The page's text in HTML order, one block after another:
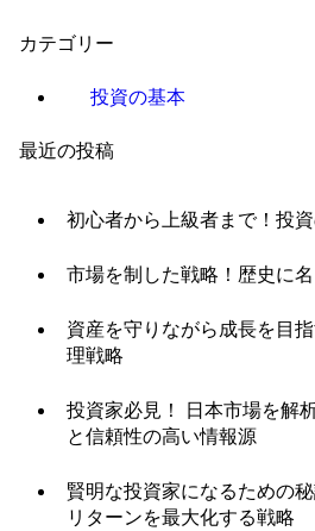
カテゴリー
投資の基本
最近の投稿
初心者から上級者まで！投
市場を制した戦略！歴史に
資産を守りながら成長を目
理戦略
投資家必見！ 日本市場を解
と信頼性の高い情報源
賢明な投資家になるための
リターンを最大化する戦略